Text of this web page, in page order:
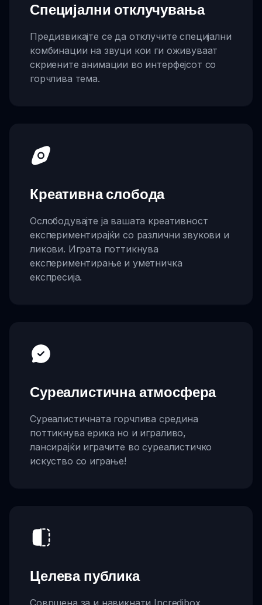
Специјални отклучувања
Предизвикајте се да отклучите специјални
комбинации на звуци кои ги оживуваат
скриените анимации во интерфејсот со
горчлива тема.
Креативна слобода
Ослободувајте ја вашата креативност
експериментирајќи со различни звукови и
ликови. Играта поттикнува
експериментирање и уметничка
експресија.
Суреалистична атмосфера
Суреалистичната горчлива средина
поттикнува ерика но и играливо,
лансирајќи играчите во суреалистичко
искуство со играње!
Целева публика